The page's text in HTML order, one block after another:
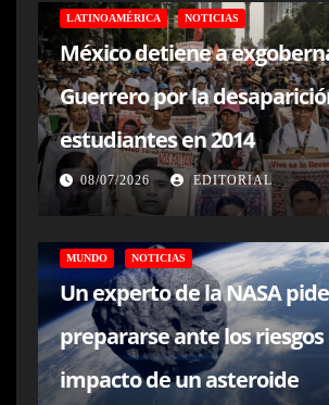
LATINOAMÉRICA NOTICIAS
México detiene a
Guerrero por la
estudiantes en 2014
08/07/2026 EDITORIAL
MUNDO NOTICIAS
Un experto de la NASA pide
prepararse ante los riesgos
impacto de un asteroide